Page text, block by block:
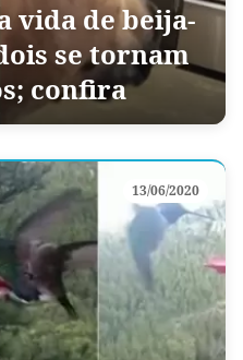
vida de beija-
se tornam
confira
13/06/2020